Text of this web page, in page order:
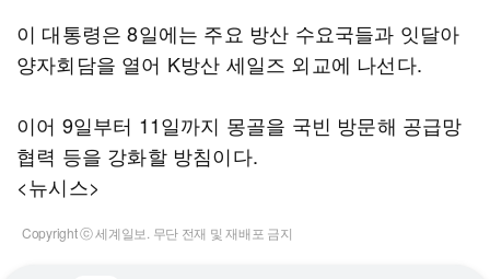
이 대통령은 8일에는 주요 방산 수요국들과 잇달아
양자회담을 열어 K방산 세일즈 외교에 나선다.
이어 9일부터 11일까지 몽골을 국빈 방문해 공급망
협력 등을 강화할 방침이다.
<뉴시스>
Copyright ⓒ 세계일보. 무단 전재 및 재배포 금지